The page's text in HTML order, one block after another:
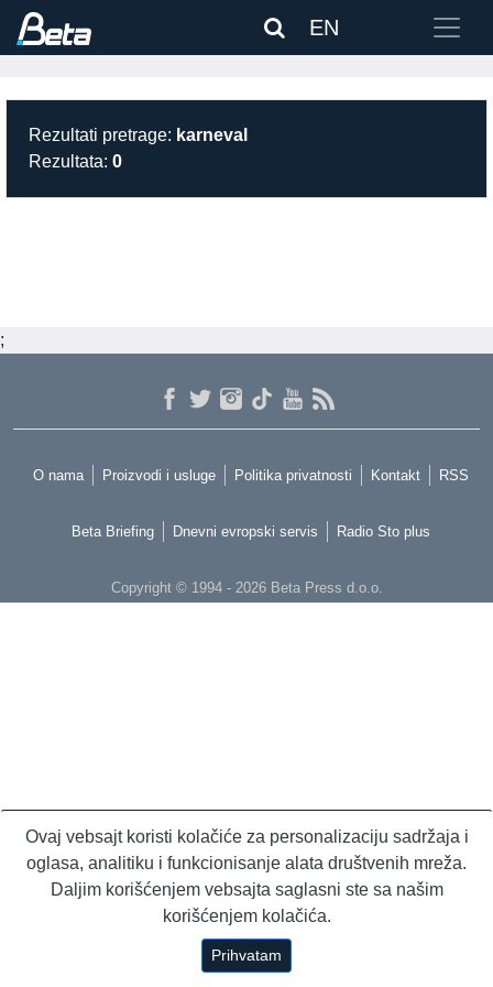
EN
Rezultati pretrage: karneval
Rezultata: 0
;
O nama Proizvodi i usluge Politika privatnosti Kontakt RSS
Beta Briefing Dnevni evropski servis Radio Sto plus
Copyright © 1994 - 2026 Beta Press d.o.o.
Ovaj vebsajt koristi kolačiće za personalizaciju sadržaja i
oglasa, analitiku i funkcionisanje alata društvenih mreža.
Daljim korišćenjem vebsajta saglasni ste sa našim
korišćenjem kolačića.
Prihvatam